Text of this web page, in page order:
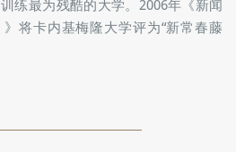
练最为残酷的大学。2006年《新闻
》将卡内基梅隆大学评为“新常春藤